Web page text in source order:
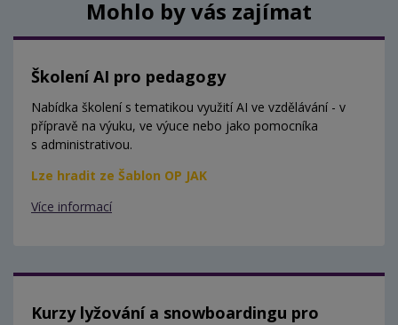
Mohlo by vás zajímat
Školení AI pro pedagogy
Nabídka školení s tematikou využití AI ve vzdělávání - v
přípravě na výuku, ve výuce nebo jako pomocníka
s administrativou.
Lze hradit ze Šablon OP JAK
Více informací
Kurzy lyžování a snowboardingu pro